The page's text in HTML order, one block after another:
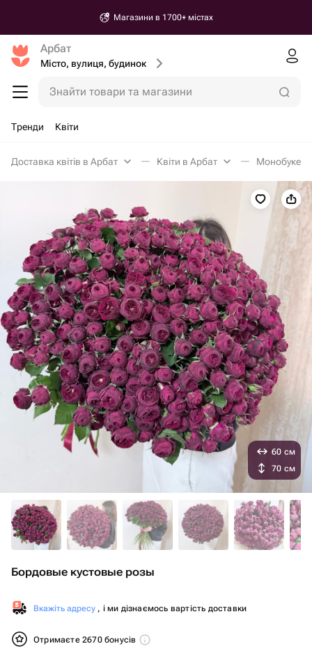
Магазини в 1700+ містах
Арбат
Місто, вулиця, будинок
Знайти товари та магазини
Тренди Квіти
Доставка квітів в Арбат Квіти в Арбат
Бордовые кустовые розы
Вкажіть адресу , і ми дізнаємось вартість доставки
Отримаєте 2670 бонусів
60 см
70 см